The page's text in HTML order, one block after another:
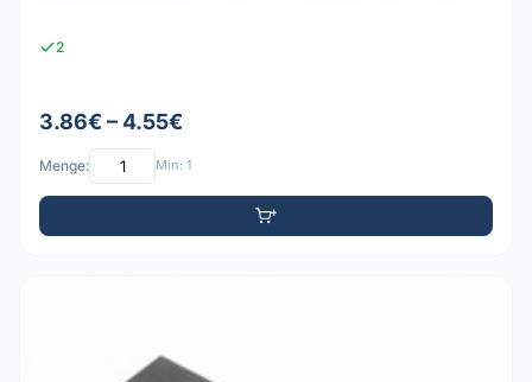
2
3.86€ – 4.55€
Menge: Min: 1